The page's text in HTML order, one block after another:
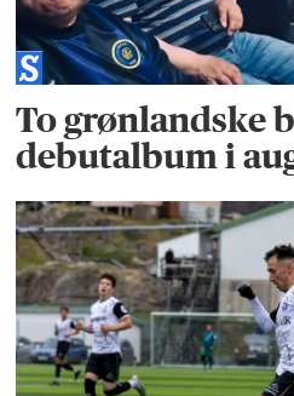
To grønlandske
debutalbum i